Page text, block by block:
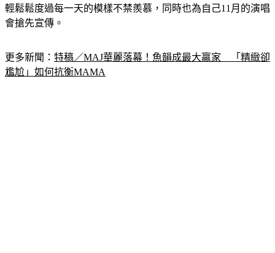
念。工藤靜香也直呼最喜歡的角色就是「小丸子」，看到她輕
輕鬆鬆度過每一天的模樣不禁羨慕，同時也為自己11月的演唱
更多新聞：特稿／MAJ華麗落幕！魚韻成最大贏家　「精緻卻